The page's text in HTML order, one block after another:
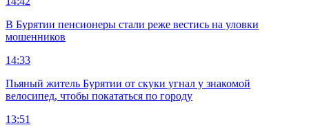
В Бурятии пенсионеры стали реже вестись на уловки
мошенников
14:33
Пьяный житель Бурятии от скуки угнал у знакомой
велосипед, чтобы покататься по городу
13:51